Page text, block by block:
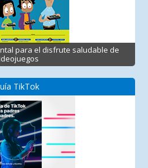
para el disfrute saludable de
TikTok